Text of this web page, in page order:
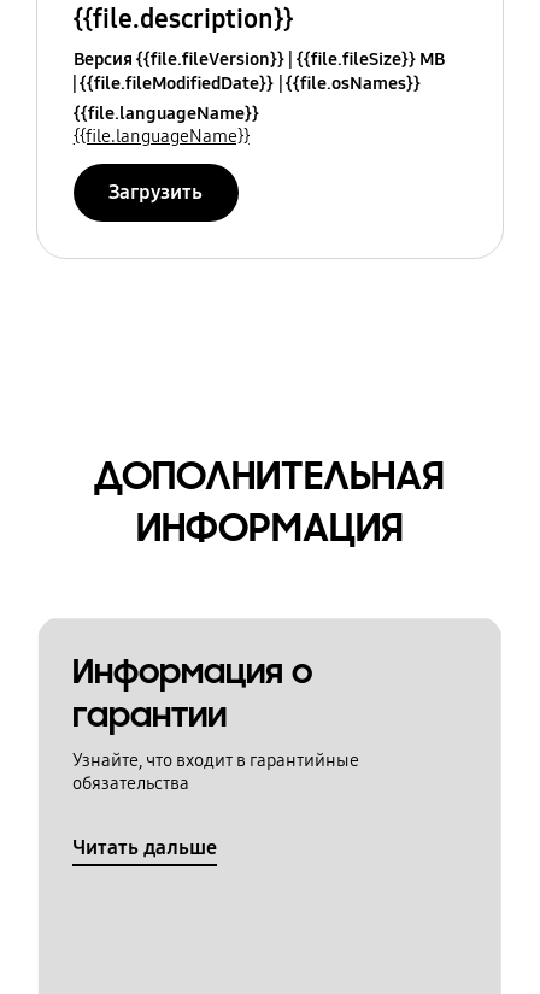
{{file.description}}
Версия {{file.fileVersion}} {{file.fileSize}} MB
{{file.fileModifiedDate}} {{file.osNames}}
{{file.languageName}}
{{file.languageName}}
Загрузить
ДОПОЛНИТЕЛЬНАЯ
ИНФОРМАЦИЯ
Информация о
гарантии
Узнайте, что входит в гарантийные
обязательства
Читать дальше